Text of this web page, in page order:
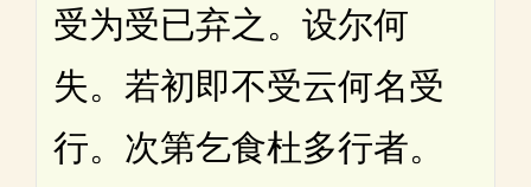
受为受已弃之。设尔何
失。若初即不受云何名受
行。次第乞食杜多行者。